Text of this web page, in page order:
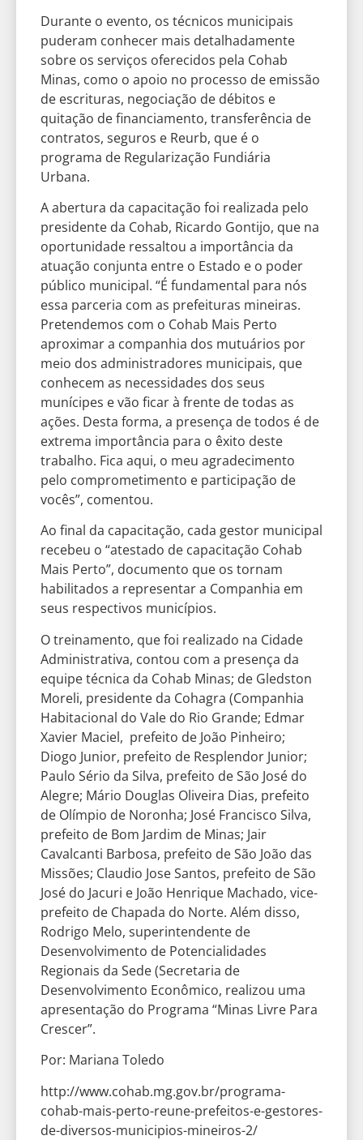
Durante o evento, os técnicos municipais
puderam conhecer mais detalhadamente
sobre os serviços oferecidos pela Cohab
Minas, como o apoio no processo de emissão
de escrituras, negociação de débitos e
quitação de financiamento, transferência de
contratos, seguros e Reurb, que é o
programa de Regularização Fundiária
Urbana.
A abertura da capacitação foi realizada pelo
presidente da Cohab, Ricardo Gontijo, que na
oportunidade ressaltou a importância da
atuação conjunta entre o Estado e o poder
público municipal. “É fundamental para nós
essa parceria com as prefeituras mineiras.
Pretendemos com o Cohab Mais Perto
aproximar a companhia dos mutuários por
meio dos administradores municipais, que
conhecem as necessidades dos seus
munícipes e vão ficar à frente de todas as
ações. Desta forma, a presença de todos é de
extrema importância para o êxito deste
trabalho. Fica aqui, o meu agradecimento
pelo comprometimento e participação de
vocês”, comentou.
Ao final da capacitação, cada gestor municipal
recebeu o “atestado de capacitação Cohab
Mais Perto”, documento que os tornam
habilitados a representar a Companhia em
seus respectivos municípios.
O treinamento, que foi realizado na Cidade
Administrativa, contou com a presença da
equipe técnica da Cohab Minas; de Gledston
Moreli, presidente da Cohagra (Companhia
Habitacional do Vale do Rio Grande; Edmar
Xavier Maciel, prefeito de João Pinheiro;
Diogo Junior, prefeito de Resplendor Junior;
Paulo Sério da Silva, prefeito de São José do
Alegre; Mário Douglas Oliveira Dias, prefeito
de Olímpio de Noronha; José Francisco Silva,
prefeito de Bom Jardim de Minas; Jair
Cavalcanti Barbosa, prefeito de São João das
Missões; Claudio Jose Santos, prefeito de São
José do Jacuri e João Henrique Machado, vice-
prefeito de Chapada do Norte. Além disso,
Rodrigo Melo, superintendente de
Desenvolvimento de Potencialidades
Regionais da Sede (Secretaria de
Desenvolvimento Econômico, realizou uma
apresentação do Programa “Minas Livre Para
Crescer”.
Por: Mariana Toledo
http://www.cohab.mg.gov.br/programa-
cohab-mais-perto-reune-prefeitos-e-gestores-
de-diversos-municipios-mineiros-2/